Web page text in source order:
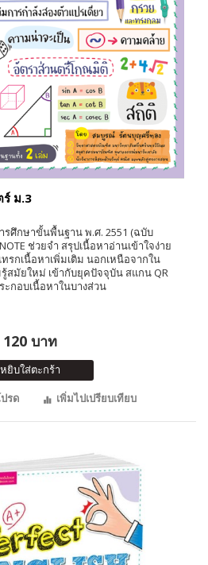
ม.3
รศึกษาขั้นพื้นฐาน พ.ศ. 2551 (ฉบับ
ช่วยจำ สรุปเนื้อหาอ่านเข้าใจง่าย
รกเนื้อหาเพิ่มเติม นอกเหนือจากใน
สมัยใหม่ เข้ากับยุคปัจจุบัน สแกน QR
กอบเนื้อหาในบางส่วน
120 บาท
หยิบใส่ตะกร้า
รด
เพิ่มไปเปรียบเทียบ